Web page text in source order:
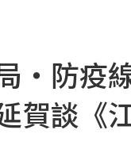
・防
談《江